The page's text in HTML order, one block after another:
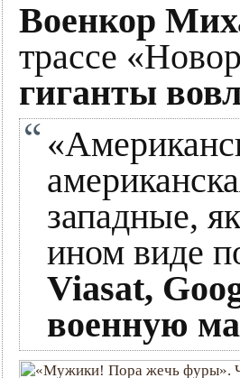
Военкор
трассе
гиганты
западные,
ином виде
Viasat,
военную